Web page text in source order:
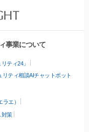
事業について
ティ24」
リティ相談AIチャットボット
エ）
対策